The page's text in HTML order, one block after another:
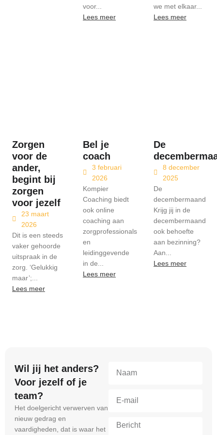
voor...
Lees meer
we met elkaar...
Lees meer
Zorgen
voor de
ander,
begint bij
zorgen
voor jezelf
23 maart
2026
Dit is een steeds
vaker gehoorde
uitspraak in de
zorg. ‘Gelukkig
maar’;...
Lees meer
Bel je
coach
3 februari
2026
Kompier
Coaching biedt
ook online
coaching aan
zorgprofessionals
en
leidinggevende
in de...
Lees meer
De
8 december
2025
De
decembermaand
Krijg jij in de
decembermaand
ook behoefte
aan bezinning?
Aan...
Lees meer
Wil jij het anders?
Voor jezelf of je
team?
Het doelgericht verwerven van
nieuw gedrag en
vaardigheden, dat is waar het